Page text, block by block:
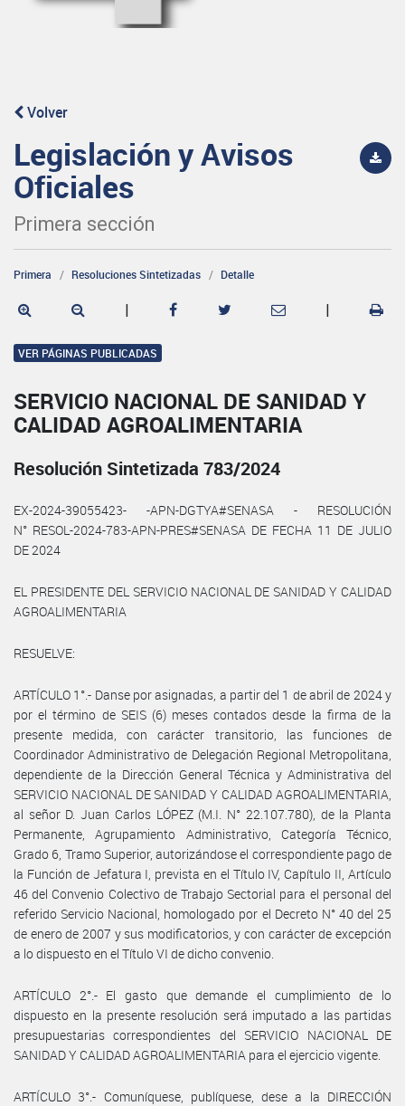
Volver
Legislación y Avisos
Oficiales
Primera sección
Primera Resoluciones Sintetizadas Detalle
| |
VER PÁGINAS PUBLICADAS
SERVICIO NACIONAL DE SANIDAD Y
CALIDAD AGROALIMENTARIA
Resolución Sintetizada 783/2024
EX-2024-39055423- -APN-DGTYA#SENASA - RESOLUCIÓN
N° RESOL-2024-783-APN-PRES#SENASA DE FECHA 11 DE JULIO
DE 2024
EL PRESIDENTE DEL SERVICIO NACIONAL DE SANIDAD Y CALIDAD
AGROALIMENTARIA
RESUELVE:
ARTÍCULO 1°.- Danse por asignadas, a partir del 1 de abril de 2024 y
por el término de SEIS (6) meses contados desde la firma de la
presente medida, con carácter transitorio, las funciones de
Coordinador Administrativo de Delegación Regional Metropolitana,
dependiente de la Dirección General Técnica y Administrativa del
SERVICIO NACIONAL DE SANIDAD Y CALIDAD AGROALIMENTARIA,
al señor D. Juan Carlos LÓPEZ (M.I. N° 22.107.780), de la Planta
Permanente, Agrupamiento Administrativo, Categoría Técnico,
Grado 6, Tramo Superior, autorizándose el correspondiente pago de
la Función de Jefatura I, prevista en el Título IV, Capítulo II, Artículo
46 del Convenio Colectivo de Trabajo Sectorial para el personal del
referido Servicio Nacional, homologado por el Decreto N° 40 del 25
de enero de 2007 y sus modificatorios, y con carácter de excepción
a lo dispuesto en el Título VI de dicho convenio.
ARTÍCULO 2°.- El gasto que demande el cumplimiento de lo
dispuesto en la presente resolución será imputado a las partidas
presupuestarias correspondientes del SERVICIO NACIONAL DE
SANIDAD Y CALIDAD AGROALIMENTARIA para el ejercicio vigente.
ARTÍCULO 3°.- Comuníquese, publíquese, dese a la DIRECCIÓN